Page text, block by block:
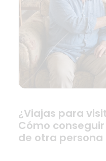
¿Viajas para
Cómo
de otra persona